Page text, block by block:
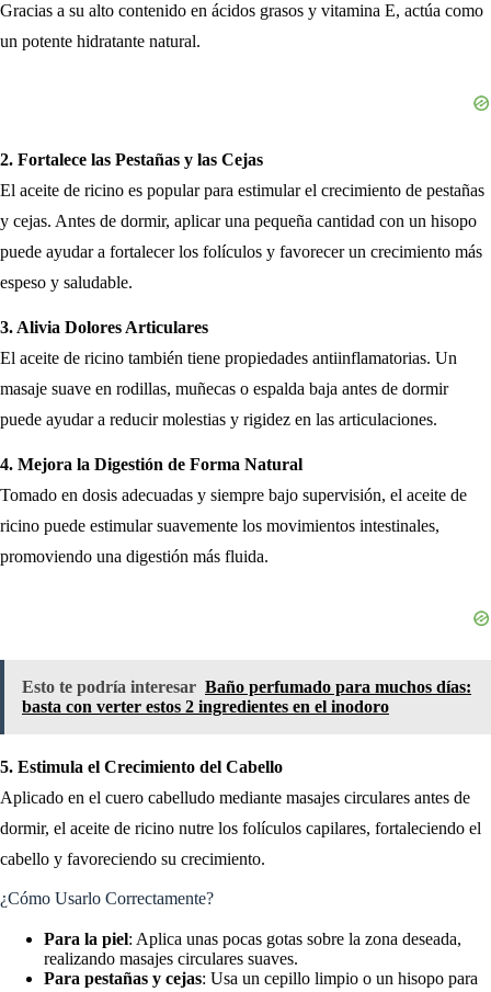
Gracias a su alto contenido en ácidos grasos y vitamina E, actúa como
un potente hidratante natural.
2. Fortalece las Pestañas y las Cejas
El aceite de ricino es popular para estimular el crecimiento de pestañas
y cejas. Antes de dormir, aplicar una pequeña cantidad con un hisopo
puede ayudar a fortalecer los folículos y favorecer un crecimiento más
espeso y saludable.
3. Alivia Dolores Articulares
El aceite de ricino también tiene propiedades antiinflamatorias. Un
masaje suave en rodillas, muñecas o espalda baja antes de dormir
puede ayudar a reducir molestias y rigidez en las articulaciones.
4. Mejora la Digestión de Forma Natural
Tomado en dosis adecuadas y siempre bajo supervisión, el aceite de
ricino puede estimular suavemente los movimientos intestinales,
promoviendo una digestión más fluida.
Esto te podría interesar Baño perfumado para muchos días:
basta con verter estos 2 ingredientes en el inodoro
5. Estimula el Crecimiento del Cabello
Aplicado en el cuero cabelludo mediante masajes circulares antes de
dormir, el aceite de ricino nutre los folículos capilares, fortaleciendo el
cabello y favoreciendo su crecimiento.
¿Cómo Usarlo Correctamente?
Para la piel: Aplica unas pocas gotas sobre la zona deseada,
realizando masajes circulares suaves.
Para pestañas y cejas: Usa un cepillo limpio o un hisopo para